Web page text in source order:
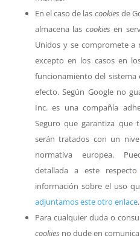
En el caso de las cookies de
almacena las cookies en
Unidos y se compromete
excepto en los casos en
funcionamiento del
efecto. Según Google no
Inc. es una compañía
Seguro que garantiza que
serán tratados con un
normativa europea.
detallada a este respecto
información sobre el uso
adjuntamos este otro enlace.
Para cualquier duda o
cookies no dude en